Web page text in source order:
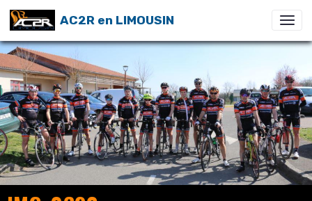
AC2R en LIMOUSIN